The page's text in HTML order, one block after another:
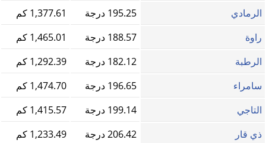
الرمادي
195.25 درجة
1,377.61 كم
راوة
188.57 درجة
1,465.01 كم
الرطبة
182.12 درجة
1,292.39 كم
سامراء
196.65 درجة
1,474.70 كم
التاجي
199.14 درجة
1,415.57 كم
ذي قار
206.42 درجة
1,233.49 كم